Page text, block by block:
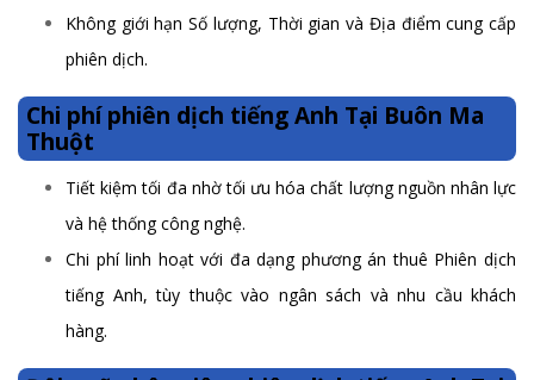
Không giới hạn Số lượng, Thời gian và Địa điểm cung cấp
phiên dịch.
Chi phí phiên dịch tiếng Anh Tại Buôn Ma
Thuột
Tiết kiệm tối đa nhờ tối ưu hóa chất lượng nguồn nhân lực
và hệ thống công nghệ.
Chi phí linh hoạt với đa dạng phương án thuê Phiên dịch
tiếng Anh, tùy thuộc vào ngân sách và nhu cầu khách
hàng.